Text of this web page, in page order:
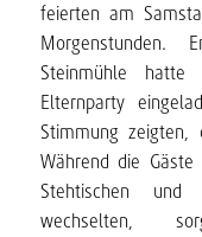
feierten am
Steinmühle
Elternparty
Stimmung
Während die
Stehtischen
wechselten,